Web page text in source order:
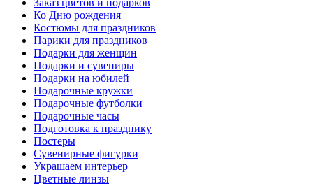
Заказ цветов и подарков
Ко Дню рождения
Костюмы для праздников
Парики для праздников
Подарки для женщин
Подарки и сувениры
Подарки на юбилей
Подарочные кружки
Подарочные футболки
Подарочные часы
Подготовка к празднику
Постеры
Сувенирные фигурки
Украшаем интерьер
Цветные линзы